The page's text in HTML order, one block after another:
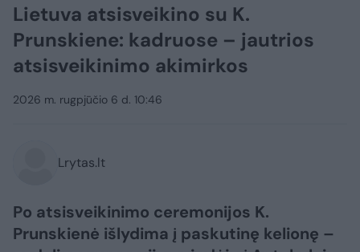
Lietuva atsisveikino su K.
Prunskiene: kadruose – jautrios
atsisveikinimo akimirkos
2026 m. rugpjūčio 6 d. 10:46
Lrytas.lt
Po atsisveikinimo ceremonijos K.
Prunskienė išlydima į paskutinę kelionę –